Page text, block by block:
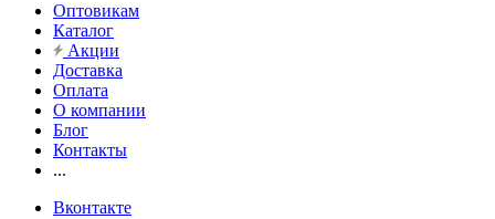
Оптовикам
Каталог
Акции
Доставка
Оплата
О компании
Блог
Контакты
...
Вконтакте